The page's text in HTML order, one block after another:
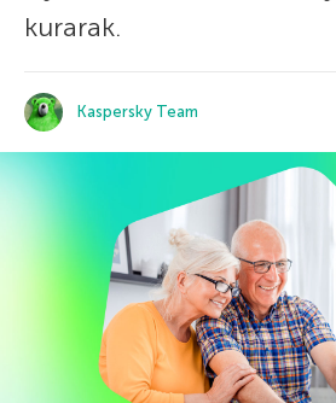
kurarak.
Kaspersky Team